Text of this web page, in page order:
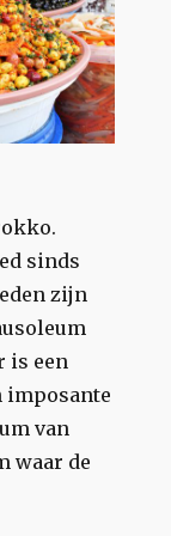
sinds
zijn
is een
imposante
van
waar de